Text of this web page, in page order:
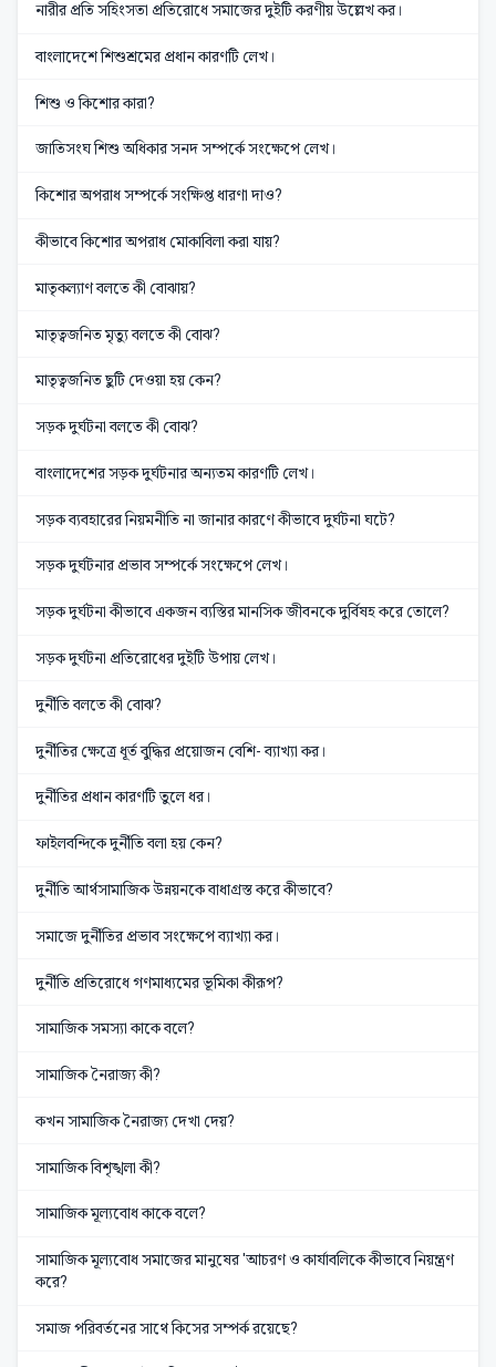
নারীর প্রতি সহিংসতা প্রতিরোধে সমাজের দুইটি করণীয় উল্লেখ কর।
বাংলাদেশে শিশুশ্রমের প্রধান কারণটি লেখ।
শিশু ও কিশোর কারা?
জাতিসংঘ শিশু অধিকার সনদ সম্পর্কে সংক্ষেপে লেখ।
কিশোর অপরাধ সম্পর্কে সংক্ষিপ্ত ধারণা দাও?
কীভাবে কিশোর অপরাধ মোকাবিলা করা যায়?
মাতৃকল্যাণ বলতে কী বোঝায়?
মাতৃত্বজনিত মৃত্যু বলতে কী বোঝ?
মাতৃত্বজনিত ছুটি দেওয়া হয় কেন?
সড়ক দুর্ঘটনা বলতে কী বোঝ?
বাংলাদেশের সড়ক দুর্ঘটনার অন্যতম কারণটি লেখ।
সড়ক ব্যবহারের নিয়মনীতি না জানার কারণে কীভাবে দুর্ঘটনা ঘটে?
সড়ক দুর্ঘটনার প্রভাব সম্পর্কে সংক্ষেপে লেখ।
সড়ক দুর্ঘটনা কীভাবে একজন ব্যস্তির মানসিক জীবনকে দুর্বিষহ করে তোলে?
সড়ক দুর্ঘটনা প্রতিরোধের দুইটি উপায় লেখ।
দুর্নীতি বলতে কী বোঝ?
দুর্নীতির ক্ষেত্রে ধূর্ত বুদ্ধির প্রয়োজন বেশি- ব্যাখ্যা কর।
দুর্নীতির প্রধান কারণটি তুলে ধর।
ফাইলবন্দিকে দুর্নীতি বলা হয় কেন?
দুর্নীতি আর্থসামাজিক উন্নয়নকে বাধাগ্রস্ত করে কীভাবে?
সমাজে দুর্নীতির প্রভাব সংক্ষেপে ব্যাখ্যা কর।
দুর্নীতি প্রতিরোধে গণমাধ্যমের ভূমিকা কীরূপ?
সামাজিক সমস্যা কাকে বলে?
সামাজিক নৈরাজ্য কী?
কখন সামাজিক নৈরাজ্য দেখা দেয়?
সামাজিক বিশৃঙ্খলা কী?
সামাজিক মূল্যবোধ কাকে বলে?
সামাজিক মূল্যবোধ সমাজের মানুষের 'আচরণ ও কার্যাবলিকে কীভাবে নিয়ন্ত্রণ
করে?
সমাজ পরিবর্তনের সাথে কিসের সম্পর্ক রয়েছে?